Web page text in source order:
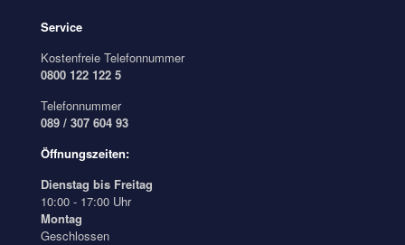
Service
Kostenfreie Telefonnummer
0800 122 122 5
Telefonnummer
089 / 307 604 93
Öffnungszeiten:
Dienstag bis Freitag
10:00 - 17:00 Uhr
Montag
Geschlossen